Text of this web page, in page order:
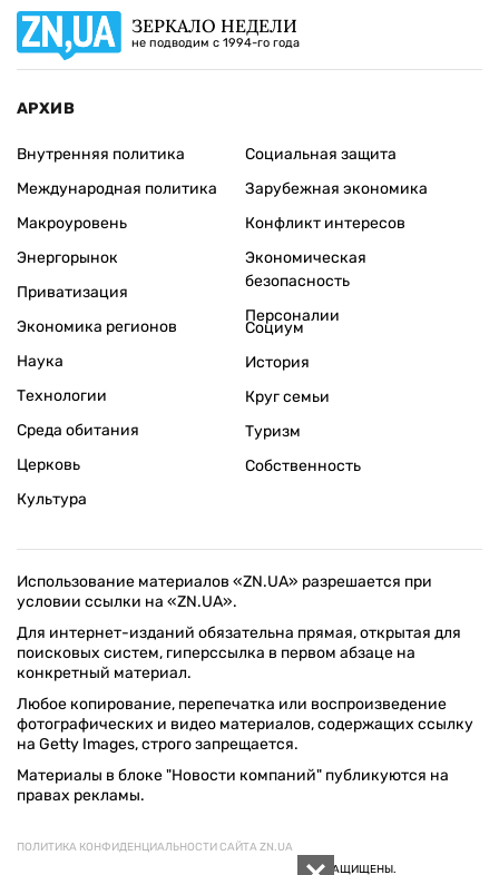
ЗЕРКАЛО НЕДЕЛИ
не подводим с 1994-го года
АРХИВ
Внутренняя политика
Международная политика
Макроуровень
Энергорынок
Приватизация
Экономика регионов
Социальная защита
Зарубежная экономика
Конфликт интересов
Экономическая
безопасность
Персоналии
Наука
Технологии
Среда обитания
Церковь
Культура
Социум
История
Круг семьи
Туризм
Собственность
Использование материалов «ZN.UA» разрешается при
условии ссылки на «ZN.UA».
Для интернет-изданий обязательна прямая, открытая для
поисковых систем, гиперссылка в первом абзаце на
конкретный материал.
Любое копирование, перепечатка или воспроизведение
фотографических и видео материалов, содержащих ссылку
на Getty Images, строго запрещается.
Материалы в блоке "Новости компаний" публикуются на
правах рекламы.
ПОЛИТИКА КОНФИДЕНЦИАЛЬНОСТИ САЙТА ZN.UA
© 1994–2026 «ЗЕРКАЛО НЕДЕЛИ. УКРАИНА». ВСЕ ПРАВА ЗАЩИЩЕНЫ.